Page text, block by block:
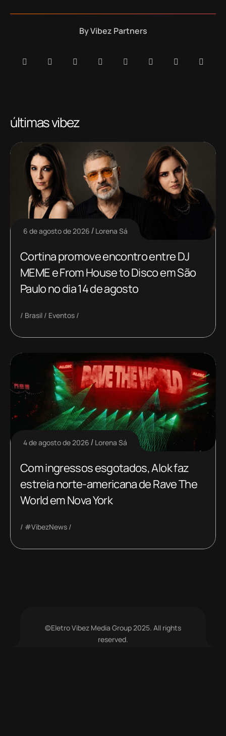
ByVibez Partners
últimas vibez
6 de agosto de 2026 Lorena Sá
Cortina promove encontro entre DJ
MEME e From House to Disco em São
Paulo no dia 14 de agosto
Brasil Eventos
4 de agosto de 2026 Lorena Sá
Com ingressos esgotados, Alok faz
estreia norte-americana de Rave The
World em Nova York
#VibezNews
©Eletro Vibez Media Group 2025. All rights
reserved.